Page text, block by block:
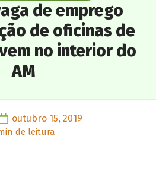
de emprego
de oficinas de
no interior do
AM
outubro 15, 2019
de leitura